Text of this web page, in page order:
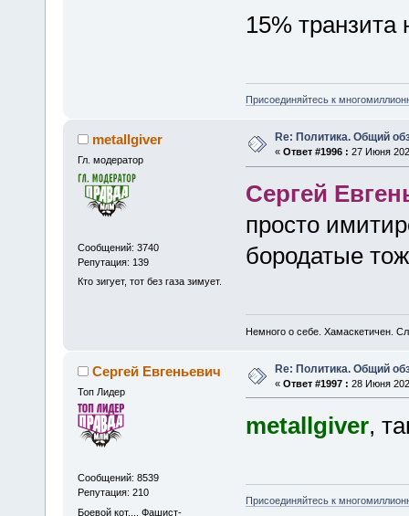
15%
Присоединяйтесь к
metallgiver
Гл. модератор
Сообщений: 3740
Репутация: 139
Кто зигует, тот без газа зимует.
Re: Политика. Общий
« Ответ #1996 : 27 Июня
Сергей
просто
бородатые
Немного о себе. Хамаскетичен.
Сергей Евгеньевич
Топ Лидер
Сообщений: 8539
Репутация: 210
Боевой кот.... Фашист-
Re: Политика. Общий
« Ответ #1997 : 28 Июня
metallgiver,
Присоединяйтесь к